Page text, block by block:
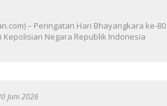
– Peringatan Hari Bhayangkara ke-80
Kepolisian Negara Republik Indonesia
Juni 2026